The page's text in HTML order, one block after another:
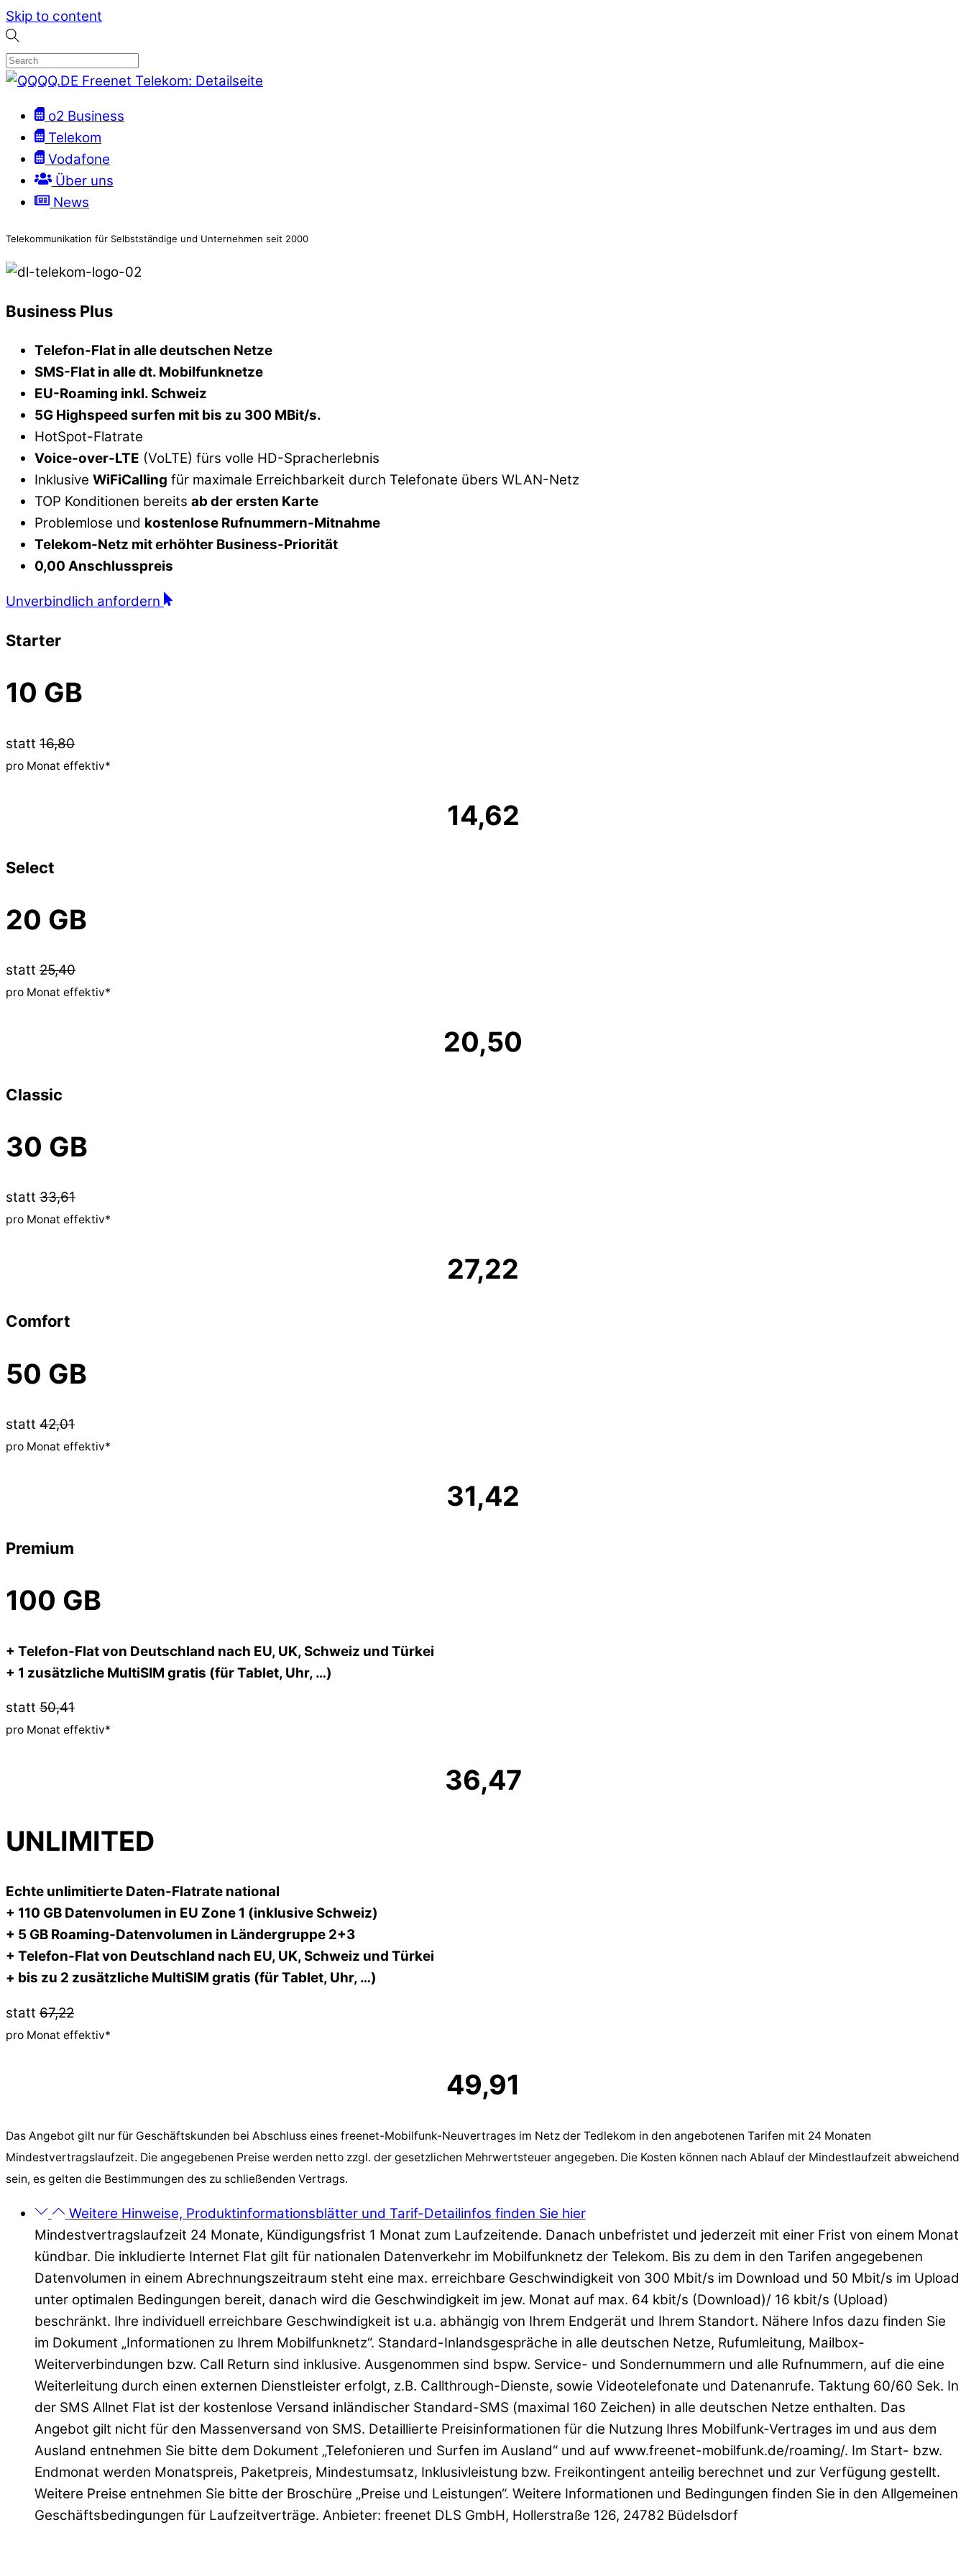
Skip to content
o2 Business
Telekom
Vodafone
Über uns
News
Telekommunikation für Selbstständige und Unternehmen seit 2000
Business Plus
Telefon-Flat in alle deutschen Netze
SMS-Flat in alle dt. Mobilfunknetze
EU-Roaming inkl. Schweiz
5G Highspeed surfen mit bis zu 300 MBit/s.
HotSpot-Flatrate
Voice-over-LTE (VoLTE) fürs volle HD-Spracherlebnis
Inklusive WiFiCalling für maximale Erreichbarkeit durch Telefonate übers WLAN-Netz
TOP Konditionen bereits ab der ersten Karte
Problemlose und kostenlose Rufnummern-Mitnahme
Telekom-Netz mit erhöhter Business-Priorität
0,00 Anschlusspreis
Unverbindlich anfordern
Starter
10 GB
statt 16,80
pro Monat effektiv*
14,62
Select
20 GB
statt 25,40
pro Monat effektiv*
20,50
Classic
30 GB
statt 33,61
pro Monat effektiv*
27,22
Comfort
50 GB
statt 42,01
pro Monat effektiv*
31,42
Premium
100 GB
+ Telefon-Flat von Deutschland nach EU, UK, Schweiz und Türkei
+ 1 zusätzliche MultiSIM gratis (für Tablet, Uhr, …)
statt 50,41
pro Monat effektiv*
36,47
UNLIMITED
Echte unlimitierte Daten-Flatrate national
+ 110 GB Datenvolumen in EU Zone 1 (inklusive Schweiz)
+ 5 GB Roaming-Datenvolumen in Ländergruppe 2+3
+ Telefon-Flat von Deutschland nach EU, UK, Schweiz und Türkei
+ bis zu 2 zusätzliche MultiSIM gratis (für Tablet, Uhr, …)
statt 67,22
pro Monat effektiv*
49,91
Das Angebot gilt nur für Geschäftskunden bei Abschluss eines freenet-Mobilfunk-Neuvertrages im Netz der Tedlekom in den angebotenen Tarifen mit 24 Monaten
Mindestvertragslaufzeit. Die angegebenen Preise werden netto zzgl. der gesetzlichen Mehrwertsteuer angegeben. Die Kosten können nach Ablauf der Mindestlaufzeit abweichend
sein, es gelten die Bestimmungen des zu schließenden Vertrags.
Weitere Hinweise, Produktinformationsblätter und Tarif-Detailinfos finden Sie hier
Mindestvertragslaufzeit 24 Monate, Kündigungsfrist 1 Monat zum Laufzeitende. Danach unbefristet und jederzeit mit einer Frist von einem Monat
kündbar. Die inkludierte Internet Flat gilt für nationalen Datenverkehr im Mobilfunknetz der Telekom. Bis zu dem in den Tarifen angegebenen
Datenvolumen in einem Abrechnungszeitraum steht eine max. erreichbare Geschwindigkeit von 300 Mbit/s im Download und 50 Mbit/s im Upload
unter optimalen Bedingungen bereit, danach wird die Geschwindigkeit im jew. Monat auf max. 64 kbit/s (Download)/ 16 kbit/s (Upload)
beschränkt. Ihre individuell erreichbare Geschwindigkeit ist u.a. abhängig von Ihrem Endgerät und Ihrem Standort. Nähere Infos dazu finden Sie
im Dokument „Informationen zu Ihrem Mobilfunknetz“. Standard-Inlandsgespräche in alle deutschen Netze, Rufumleitung, Mailbox-
Weiterverbindungen bzw. Call Return sind inklusive. Ausgenommen sind bspw. Service- und Sondernummern und alle Rufnummern, auf die eine
Weiterleitung durch einen externen Dienstleister erfolgt, z.B. Callthrough-Dienste, sowie Videotelefonate und Datenanrufe. Taktung 60/60 Sek. In
der SMS Allnet Flat ist der kostenlose Versand inländischer Standard-SMS (maximal 160 Zeichen) in alle deutschen Netze enthalten. Das
Angebot gilt nicht für den Massenversand von SMS. Detaillierte Preisinformationen für die Nutzung Ihres Mobilfunk-Vertrages im und aus dem
Ausland entnehmen Sie bitte dem Dokument „Telefonieren und Surfen im Ausland“ und auf www.freenet-mobilfunk.de/roaming/. Im Start- bzw.
Endmonat werden Monatspreis, Paketpreis, Mindestumsatz, Inklusivleistung bzw. Freikontingent anteilig berechnet und zur Verfügung gestellt.
Weitere Preise entnehmen Sie bitte der Broschüre „Preise und Leistungen“. Weitere Informationen und Bedingungen finden Sie in den Allgemeinen
Geschäftsbedingungen für Laufzeitverträge. Anbieter: freenet DLS GmbH, Hollerstraße 126, 24782 Büdelsdorf